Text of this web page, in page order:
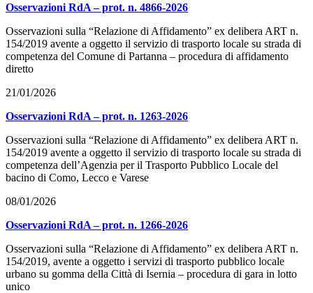
Osservazioni RdA – prot. n. 4866-2026
Osservazioni sulla “Relazione di Affidamento” ex delibera ART n.
154/2019 avente a oggetto il servizio di trasporto locale su strada di
competenza del Comune di Partanna – procedura di affidamento
diretto
21/01/2026
Osservazioni RdA – prot. n. 1263-2026
Osservazioni sulla “Relazione di Affidamento” ex delibera ART n.
154/2019 avente a oggetto il servizio di trasporto locale su strada di
competenza dell’Agenzia per il Trasporto Pubblico Locale del
bacino di Como, Lecco e Varese
08/01/2026
Osservazioni RdA – prot. n. 1266-2026
Osservazioni sulla “Relazione di Affidamento” ex delibera ART n.
154/2019, avente a oggetto i servizi di trasporto pubblico locale
urbano su gomma della Città di Isernia – procedura di gara in lotto
unico